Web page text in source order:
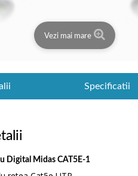
Vezi mai mare
Specificatii
Digital Midas CAT5E-1